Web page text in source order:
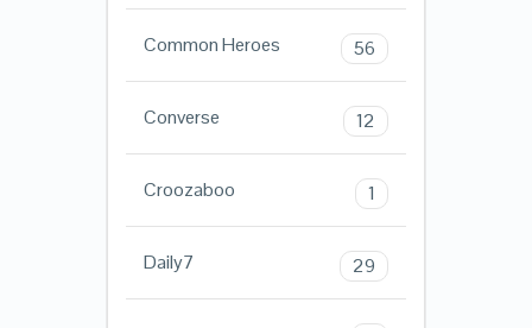
Common Heroes 56
Converse 12
Croozaboo 1
Daily7 29